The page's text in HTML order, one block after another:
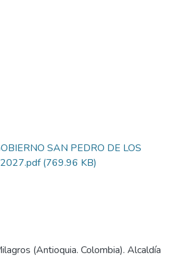
SAN PEDRO DE LOS
(769.96 KB)
(Antioquia. Colombia). Alcaldía